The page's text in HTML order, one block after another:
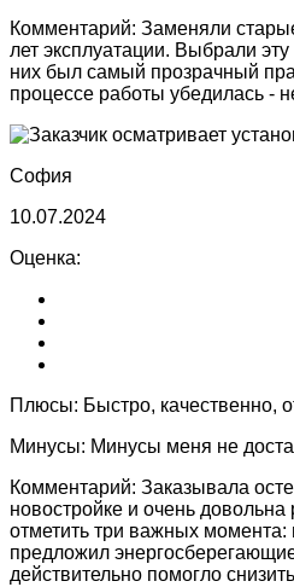
Комментарий: Заменяли
лет эксплуатации. Выбрали
них был самый прозрачный
процессе работы убедилась -
София
10.07.2024
Оценка:
Плюсы: Быстро, качественно,
Минусы: Минусы меня не
Комментарий: Заказывала
новостройке и очень довольна
отметить три важных
предложил
действительно помогло